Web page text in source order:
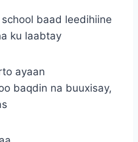
baad leedihiine
ku laabtay
ayaan
baqdin na buuxisay,